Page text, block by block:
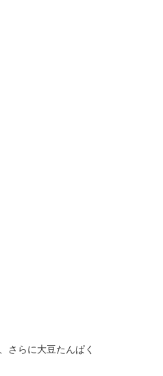
さらに大豆たんぱく